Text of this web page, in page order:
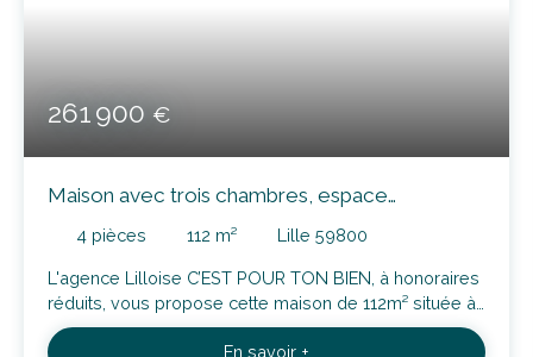
261 900€
Maison avec trois chambres, espace
mezannine et extérieur
4 pièces 112 m² Lille 59800
L'agence Lilloise C’EST POUR TON BIEN, à honoraires
réduits, vous propose cette maison de 112m² située à
Lille-Fives, proche de toutes commodités: Découvrez
aujourd'hui ce bien s'ouvrant sur l'accès à votre séjour
En savoir +